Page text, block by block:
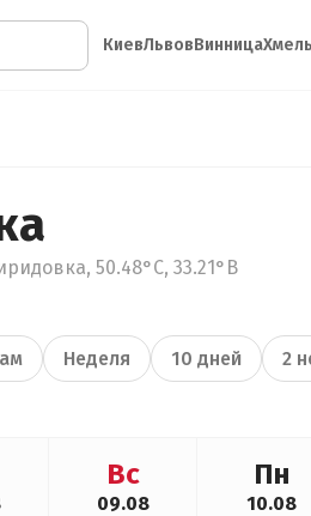
КиевЛьвовВинница
50.48°С, 33.21°В
Неделя 10 дней 2
Вс
09.08
Пн
10.08